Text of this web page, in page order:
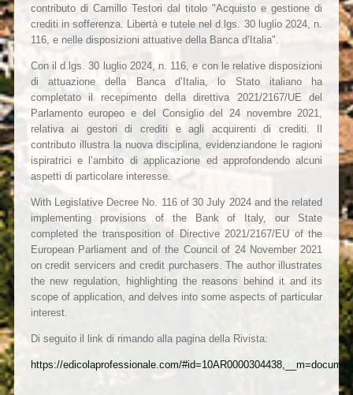
contributo di Camillo Testori dal titolo "Acquisto e gestione di
crediti in sofferenza. Libertà e tutele nel d.lgs. 30 luglio 2024, n.
116, e nelle disposizioni attuative della Banca d’Italia".
Con il d.lgs. 30 luglio 2024, n. 116, e con le relative disposizioni
di attuazione della Banca d’Italia, lo Stato italiano ha
completato il recepimento della direttiva 2021/2167/UE del
Parlamento europeo e del Consiglio del 24 novembre 2021,
relativa ai gestori di crediti e agli acquirenti di crediti. Il
contributo illustra la nuova disciplina, evidenziandone le ragioni
ispiratrici e l’ambito di applicazione ed approfondendo alcuni
aspetti di particolare interesse.
With Legislative Decree No. 116 of 30 July 2024 and the related
implementing provisions of the Bank of Italy, our State
completed the transposition of Directive 2021/2167/EU of the
European Parliament and of the Council of 24 November 2021
on credit servicers and credit purchasers. The author illustrates
the new regulation, highlighting the reasons behind it and its
scope of application, and delves into some aspects of particular
interest.
Di seguito il link di rimando alla pagina della Rivista:
https://edicolaprofessionale.com/